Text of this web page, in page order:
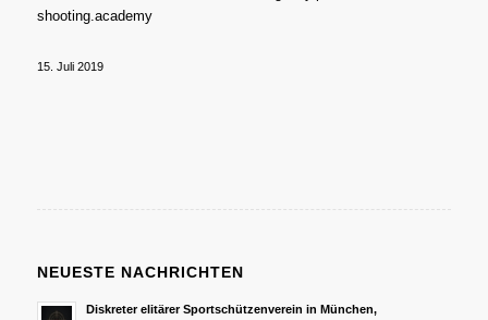
shooting.academy
15. Juli 2019
NEUESTE NACHRICHTEN
Diskreter elitärer Sportschützenverein in München,